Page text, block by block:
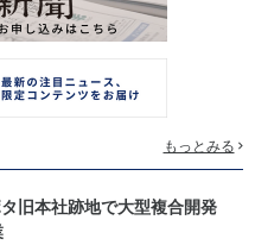
もっとみる
旧本社跡地で大型複合開発